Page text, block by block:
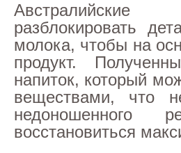
разблокировать
молока, чтобы на
продукт.
напиток, который
веществами, что
восстановиться